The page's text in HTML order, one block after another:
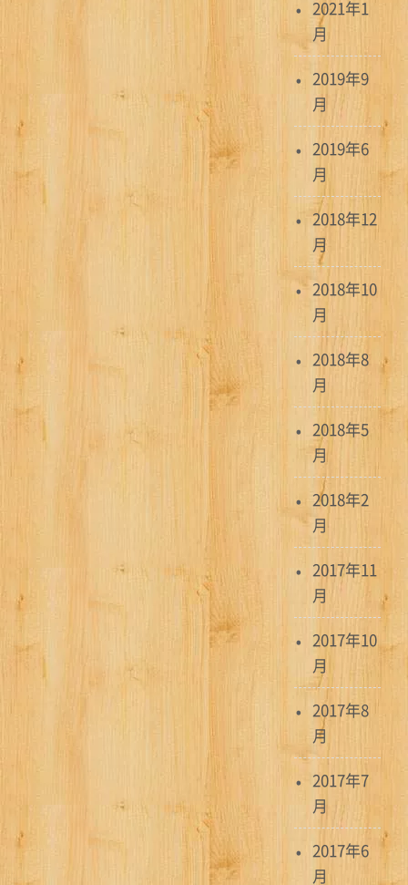
2021年1
月
2019年9
月
2019年6
月
2018年12
月
2018年10
月
2018年8
月
2018年5
月
2018年2
月
2017年11
月
2017年10
月
2017年8
月
2017年7
月
2017年6
月